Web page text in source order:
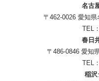
名古
〒462-0026 愛知
TEL：
春日
〒486-0846 愛知
TEL：
稲沢